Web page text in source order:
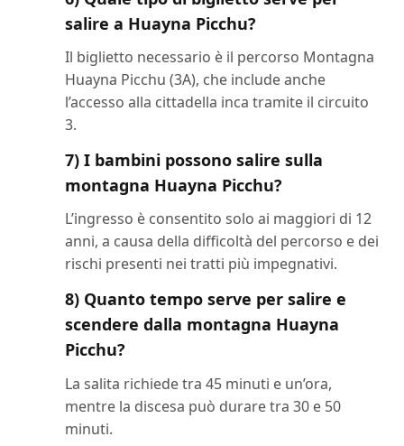
salire a Huayna Picchu?
Il biglietto necessario è il percorso Montagna
Huayna Picchu (3A), che include anche
l’accesso alla cittadella inca tramite il circuito
3.
7) I bambini possono salire sulla
montagna Huayna Picchu?
L’ingresso è consentito solo ai maggiori di 12
anni, a causa della difficoltà del percorso e dei
rischi presenti nei tratti più impegnativi.
8) Quanto tempo serve per salire e
scendere dalla montagna Huayna
Picchu?
La salita richiede tra 45 minuti e un’ora,
mentre la discesa può durare tra 30 e 50
minuti.